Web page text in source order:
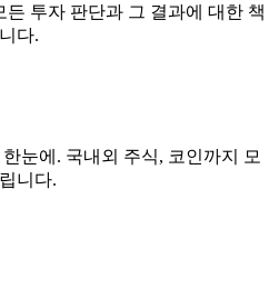
투자 판단과 그 결과에 대한 책
다.
눈에. 국내외 주식, 코인까지 모
니다.